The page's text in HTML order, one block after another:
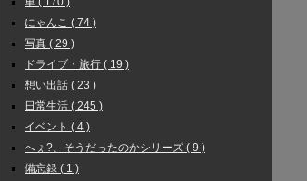
にゃんこ ( 74 )
写真 ( 29 )
ドライブ・旅行 ( 19 )
想い出話 ( 23 )
日常生活 ( 245 )
イベント ( 4 )
へぇ?、そうだったのかシリーズ ( 9 )
備忘録 ( 1 )